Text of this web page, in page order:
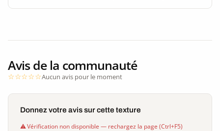
Avis de la communauté
Aucun avis pour le moment
Donnez votre avis sur cette texture
Vérification non disponible — rechargez la page (Ctrl+F5)